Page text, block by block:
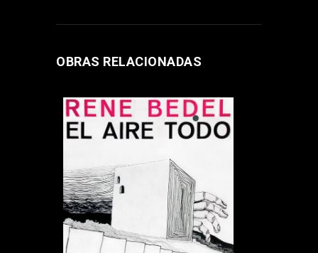
OBRAS RELACIONADAS